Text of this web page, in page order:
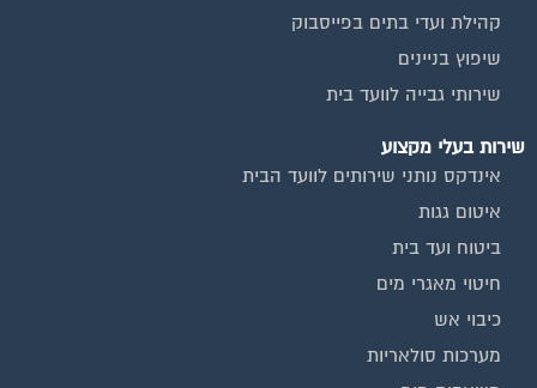
קהילת ועדי בתים בפייסבוק
שיפוץ בניינים
שירותי גבייה לוועד בית
שירות בעלי מקצוע
אינדקס נותני שירותים לוועד הבית
איטום גגות
ביטוח ועד בית
חיטוי מאגרי מים
כיבוי אש
מערכות סולאריות